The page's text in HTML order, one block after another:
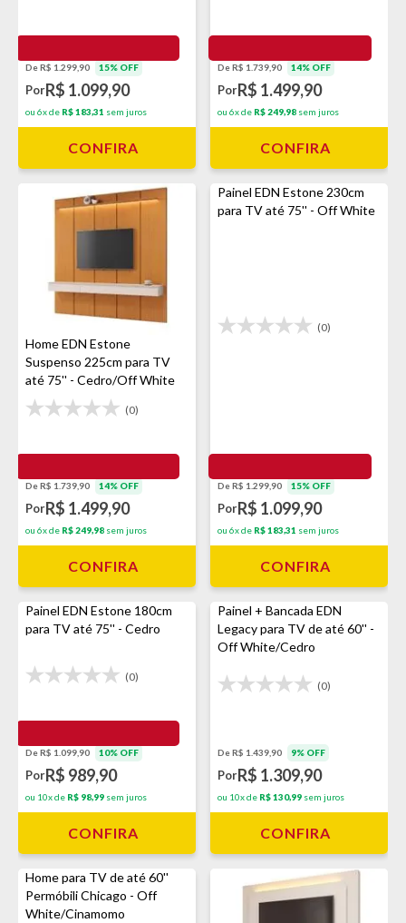
De R$ 1.299,90 15% OFF
PorR$ 1.099,90
ou 6x de R$ 183,31 sem juros
CONFIRA
De R$ 1.739,90 14% OFF
PorR$ 1.499,90
ou 6x de R$ 249,98 sem juros
CONFIRA
Home EDN Estone
Suspenso 225cm para TV
até 75'' - Cedro/Off White
(0)
De R$ 1.739,90 14% OFF
PorR$ 1.499,90
ou 6x de R$ 249,98 sem juros
CONFIRA
Painel EDN Estone 230cm
para TV até 75'' - Off White
(0)
De R$ 1.299,90 15% OFF
PorR$ 1.099,90
ou 6x de R$ 183,31 sem juros
CONFIRA
Painel EDN Estone 180cm
para TV até 75'' - Cedro
(0)
De R$ 1.099,90 10% OFF
PorR$ 989,90
ou 10x de R$ 98,99 sem juros
CONFIRA
Painel + Bancada EDN
Legacy para TV de até 60'' -
Off White/Cedro
(0)
De R$ 1.439,90 9% OFF
PorR$ 1.309,90
ou 10x de R$ 130,99 sem juros
CONFIRA
Home para TV de até 60''
Permóbili Chicago - Off
White/Cinamomo